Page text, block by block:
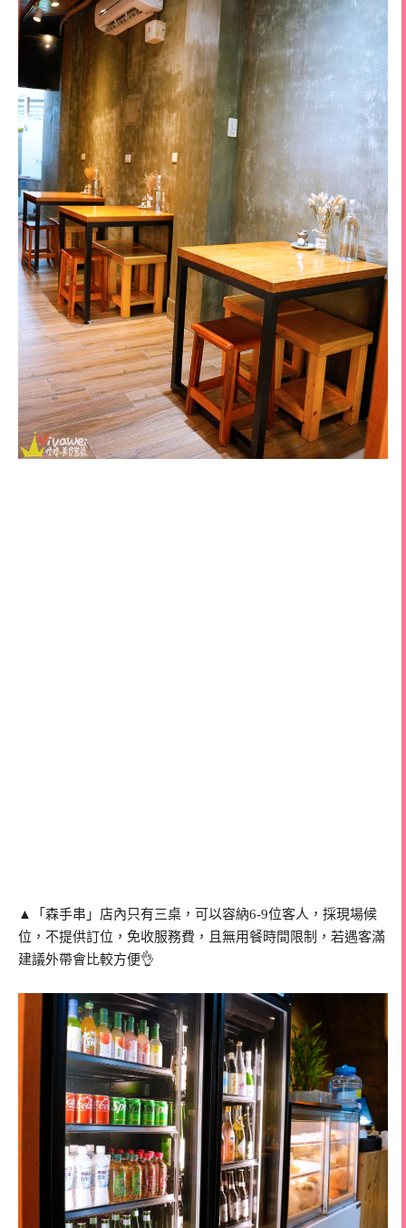
▲「森手串」店內只有三桌，可以容納6-9位客人，採現場候
位，不提供訂位，免收服務費，且無用餐時間限制，若遇客滿
建議外帶會比較方便👌